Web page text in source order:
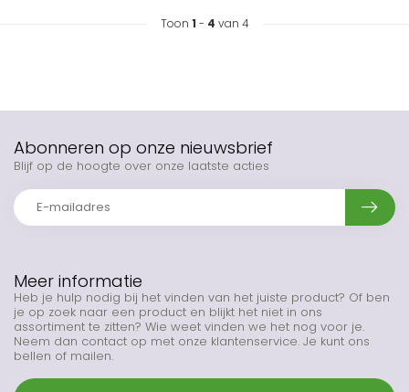
Toon 1 - 4 van 4
Meer informatie
Heb je hulp nodig bij het vinden van het juiste product? Of ben
je op zoek naar een product en blijkt het niet in ons
assortiment te zitten? Wie weet vinden we het nog voor je.
Neem dan contact op met onze klantenservice. Je kunt ons
bellen of mailen.
Abonneren op onze nieuwsbrief
Blijf op de hoogte over onze laatste acties